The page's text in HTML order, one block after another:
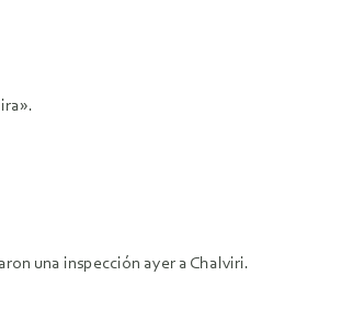
una inspección ayer a Chalviri.